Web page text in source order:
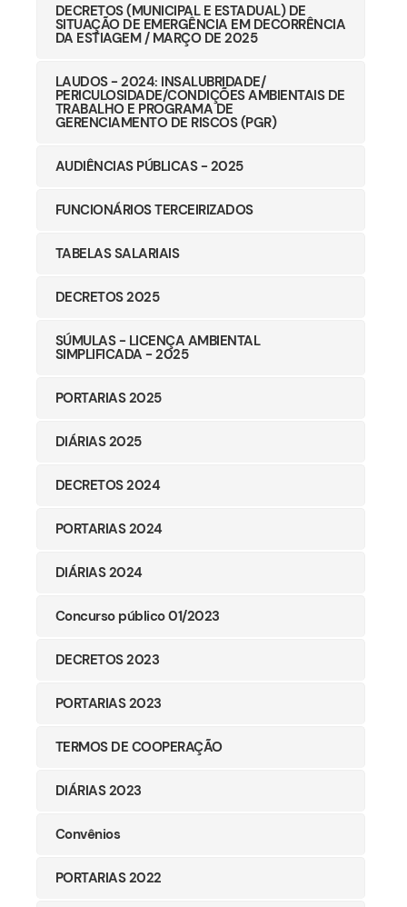
DECRETOS (MUNICIPAL E ESTADUAL) DE
SITUAÇÃO DE EMERGÊNCIA EM DECORRÊNCIA
DA ESTIAGEM / MARÇO DE 2025
LAUDOS - 2024: INSALUBRIDADE/
PERICULOSIDADE/CONDIÇÕES AMBIENTAIS DE
TRABALHO E PROGRAMA DE
GERENCIAMENTO DE RISCOS (PGR)
AUDIÊNCIAS PÚBLICAS - 2025
FUNCIONÁRIOS TERCEIRIZADOS
TABELAS SALARIAIS
DECRETOS 2025
SÚMULAS - LICENÇA AMBIENTAL
SIMPLIFICADA - 2025
PORTARIAS 2025
DIÁRIAS 2025
DECRETOS 2024
PORTARIAS 2024
DIÁRIAS 2024
Concurso público 01/2023
DECRETOS 2023
PORTARIAS 2023
TERMOS DE COOPERAÇÃO
DIÁRIAS 2023
Convênios
PORTARIAS 2022